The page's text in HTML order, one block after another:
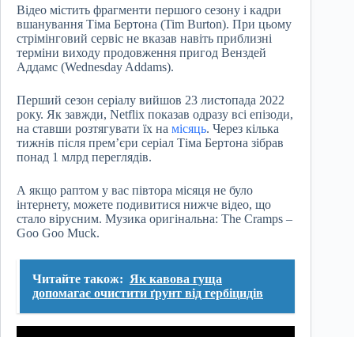
Відео містить фрагменти першого сезону і кадри
вшанування Тіма Бертона (Tim Burton). При цьому
стрімінговий сервіс не вказав навіть приблизні
терміни виходу продовження пригод Венздей
Аддамс (Wednesday Addams).
Перший сезон серіалу вийшов 23 листопада 2022
року. Як завжди, Netflix показав одразу всі епізоди,
на ставши розтягувати їх на місяць. Через кілька
тижнів після прем’єри серіал Тіма Бертона зібрав
понад 1 млрд переглядів.
А якщо раптом у вас півтора місяця не було
інтернету, можете подивитися нижче відео, що
стало вірусним. Музика оригінальна: The Cramps –
Goo Goo Muck.
Читайте також: Як кавова гуща
допомагає очистити ґрунт від гербіцидів